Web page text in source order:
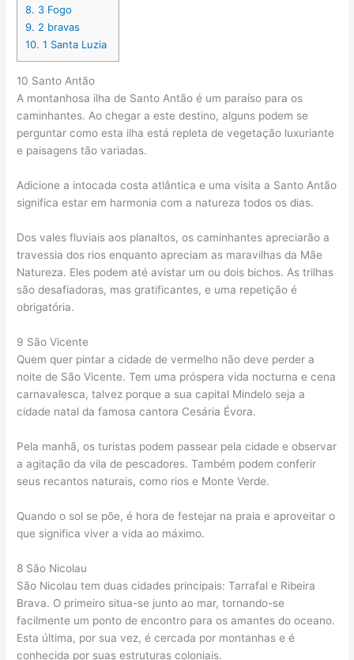
8. 3 Fogo
9. 2 bravas
10. 1 Santa Luzia
10 Santo Antão
A montanhosa ilha de Santo Antão é um paraíso para os
caminhantes. Ao chegar a este destino, alguns podem se
perguntar como esta ilha está repleta de vegetação luxuriante
e paisagens tão variadas.
Adicione a intocada costa atlântica e uma visita a Santo Antão
significa estar em harmonia com a natureza todos os dias.
Dos vales fluviais aos planaltos, os caminhantes apreciarão a
travessia dos rios enquanto apreciam as maravilhas da Mãe
Natureza. Eles podem até avistar um ou dois bichos. As trilhas
são desafiadoras, mas gratificantes, e uma repetição é
obrigatória.
9 São Vicente
Quem quer pintar a cidade de vermelho não deve perder a
noite de São Vicente. Tem uma próspera vida nocturna e cena
carnavalesca, talvez porque a sua capital Mindelo seja a
cidade natal da famosa cantora Cesária Évora.
Pela manhã, os turistas podem passear pela cidade e observar
a agitação da vila de pescadores. Também podem conferir
seus recantos naturais, como rios e Monte Verde.
Quando o sol se põe, é hora de festejar na praia e aproveitar o
que significa viver a vida ao máximo.
8 São Nicolau
São Nicolau tem duas cidades principais: Tarrafal e Ribeira
Brava. O primeiro situa-se junto ao mar, tornando-se
facilmente um ponto de encontro para os amantes do oceano.
Esta última, por sua vez, é cercada por montanhas e é
conhecida por suas estruturas coloniais.